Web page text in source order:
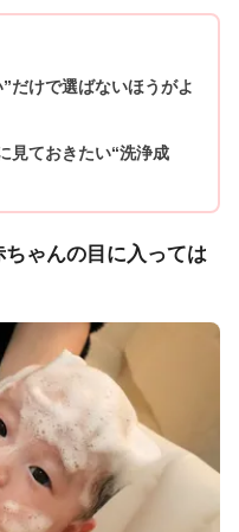
だけで選ばないほうがよ
見ておきたい“洗浄成
ゃんの目に入っては